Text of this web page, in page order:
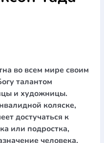
МагнітиМеталеві
ігриПакети
виробиХустки
ігри Репринти Свічки
Комп`ютерні ігри
Годинники Пазли
во всем мире своим
талантом
и художницы.
коляске,
достучаться к
или подростка,
человека,